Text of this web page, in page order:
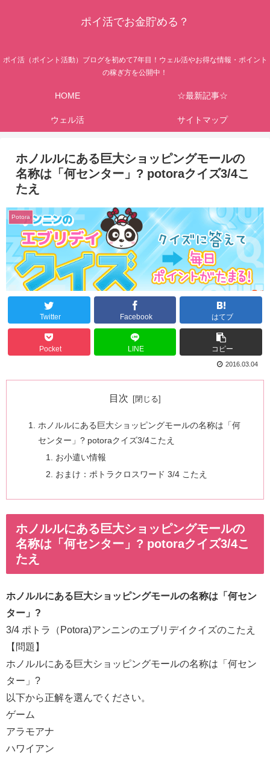
ポイ活でお金貯める？
ポイ活（ポイント活動）ブログを初めて7年目！ウェル活やお得な情報・ポイント
の稼ぎ方を公開中！
HOME ☆最新記事☆
ウェル活 サイトマップ
ホノルルにある巨大ショッピングモールの
名称は「何センター」? potoraクイズ3/4こ
たえ
Potora
Twitter Facebook はてブ
Pocket LINE コピー
2016.03.04
目次
ホノルルにある巨大ショッピングモールの名称は「何
センター」? potoraクイズ3/4こたえ
お小遣い情報
おまけ：ポトラクロスワード 3/4 こたえ
ホノルルにある巨大ショッピングモールの
名称は「何センター」? potoraクイズ3/4こ
たえ
ホノルルにある巨大ショッピングモールの名称は「何セン
ター」?
3/4 ポトラ（Potora)アンニンのエブリデイクイズのこたえ
【問題】
ホノルルにある巨大ショッピングモールの名称は「何セン
ター」?
以下から正解を選んでください。
ゲーム
アラモアナ
ハワイアン